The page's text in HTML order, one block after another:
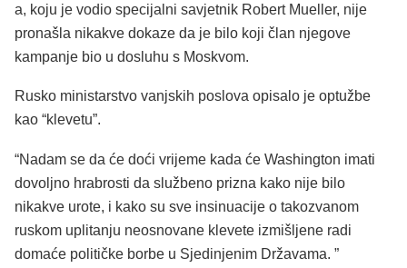
a, koju je vodio specijalni savjetnik Robert Mueller, nije
pronašla nikakve dokaze da je bilo koji član njegove
kampanje bio u dosluhu s Moskvom.
Rusko ministarstvo vanjskih poslova opisalo je optužbe
kao “klevetu”.
“Nadam se da će doći vrijeme kada će Washington imati
dovoljno hrabrosti da službeno prizna kako nije bilo
nikakve urote, i kako su sve insinuacije o takozvanom
ruskom uplitanju neosnovane klevete izmišljene radi
domaće političke borbe u Sjedinjenim Državama. ”